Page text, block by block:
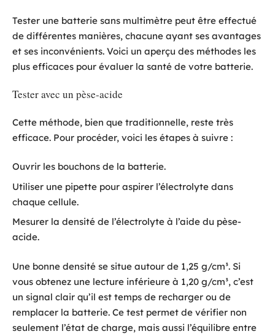
Tester une batterie sans multimètre peut être effectué
de différentes manières, chacune ayant ses avantages
et ses inconvénients. Voici un aperçu des méthodes les
plus efficaces pour évaluer la santé de votre batterie.
Tester avec un pèse-acide
Cette méthode, bien que traditionnelle, reste très
efficace. Pour procéder, voici les étapes à suivre :
Ouvrir les bouchons de la batterie.
Utiliser une pipette pour aspirer l’électrolyte dans
chaque cellule.
Mesurer la densité de l’électrolyte à l’aide du pèse-
acide.
Une bonne densité se situe autour de 1,25 g/cm³. Si
vous obtenez une lecture inférieure à 1,20 g/cm³, c’est
un signal clair qu’il est temps de recharger ou de
remplacer la batterie. Ce test permet de vérifier non
seulement l’état de charge, mais aussi l’équilibre entre